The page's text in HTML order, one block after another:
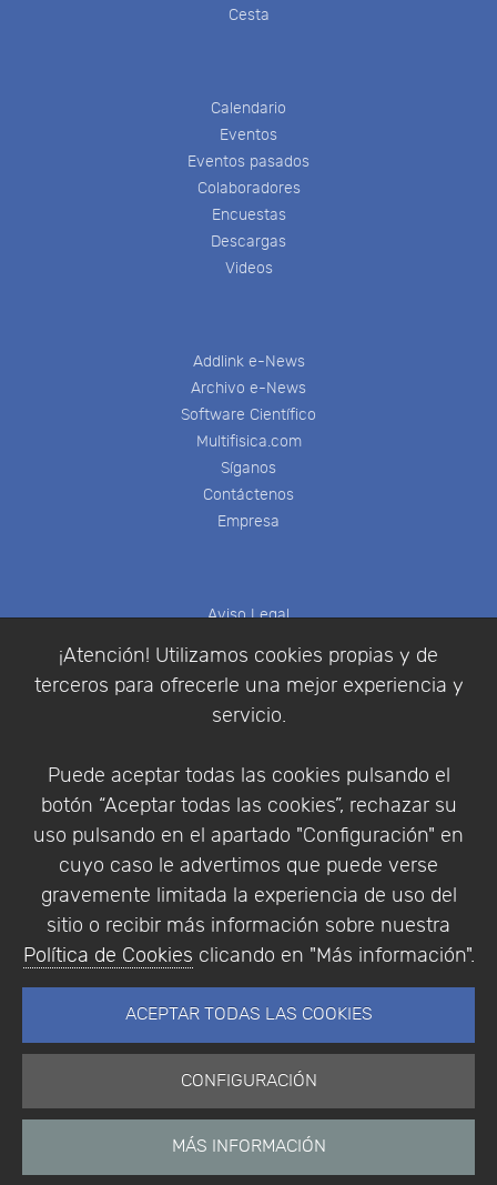
¡Atención! Utilizamos cookies propias y de
terceros para ofrecerle una mejor experiencia y
servicio.
Puede aceptar todas las cookies pulsando el
botón “Aceptar todas las cookies”, rechazar su
uso pulsando en el apartado "Configuración" en
cuyo caso le advertimos que puede verse
gravemente limitada la experiencia de uso del
sitio o recibir más información sobre nuestra
Política de Cookies clicando en "Más información".
ACEPTAR TODAS LAS COOKIES
CONFIGURACIÓN
MÁS INFORMACIÓN
Cesta
Calendario
Eventos
Eventos pasados
Colaboradores
Encuestas
Descargas
Videos
Addlink e-News
Archivo e-News
Software Científico
Multifisica.com
Síganos
Contáctenos
Empresa
Aviso Legal
Política de Privacidad
Condiciones de compra
Identificarse
Empresa|Aviso Legal| Política de Privacidad |
Política de Cookies
© Copyright 1994 - 2026. Addlink Software
Científico, S.L.
Portugal.